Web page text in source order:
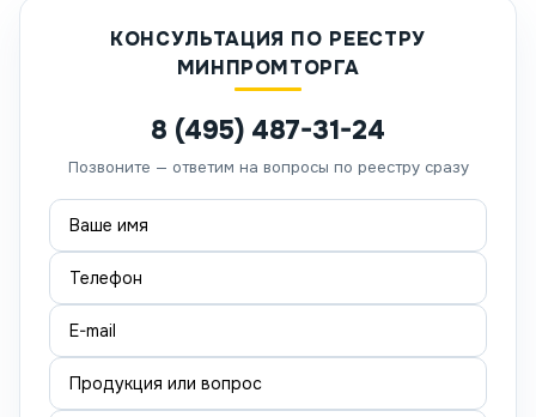
КОНСУЛЬТАЦИЯ ПО РЕЕСТРУ
МИНПРОМТОРГА
8 (495) 487-31-24
Позвоните — ответим на вопросы по реестру сразу